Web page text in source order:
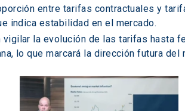
entre tarifas contractuales y
indica estabilidad en el mercado.
la evolución de las tarifas hasta
lo que marcará la dirección futura del